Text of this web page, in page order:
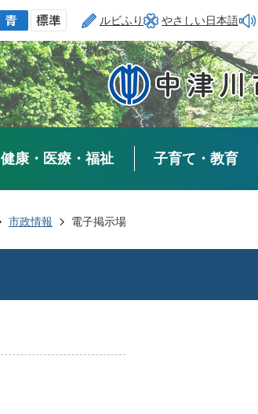
ルビふり やさしい日本語
健康・医療・福祉 子育て・教育
市政情報 電子掲示場